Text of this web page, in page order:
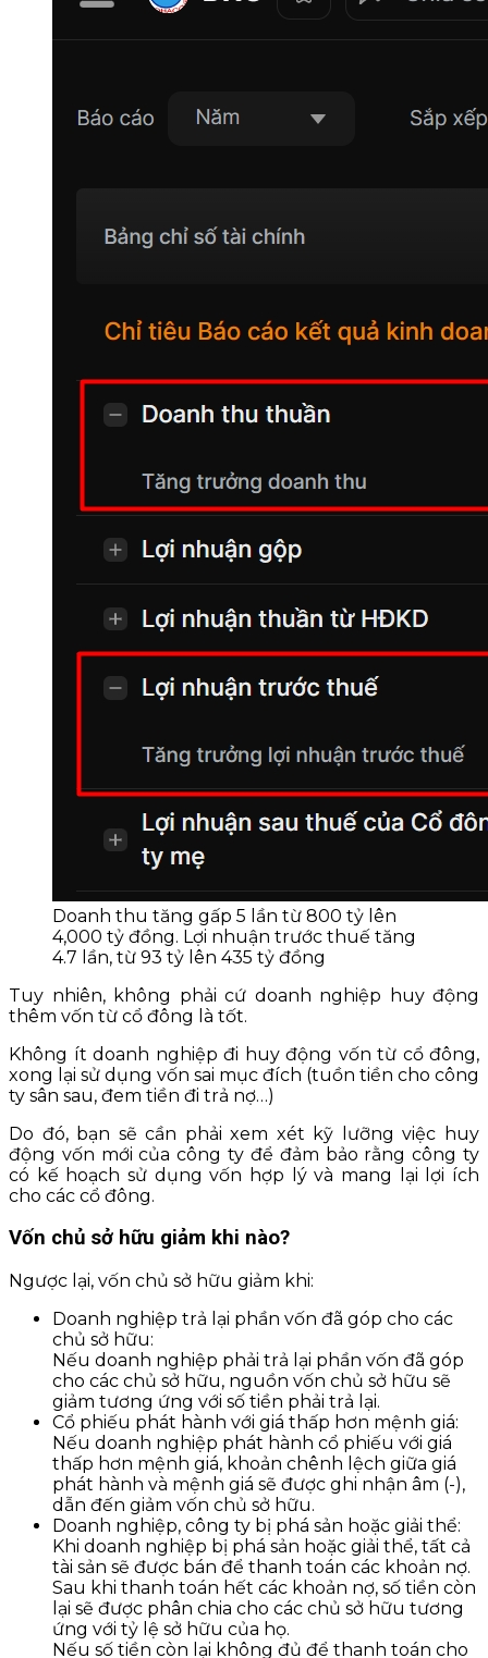
Doanh thu tăng gấp 5 lần từ 800 tỷ lên
4,000 tỷ đồng. Lợi nhuận trước thuế tăng
4.7 lần, từ 93 tỷ lên 435 tỷ đồng
Tuy nhiên, không phải cứ doanh nghiệp huy động
thêm vốn từ cổ đông là tốt.
Không ít doanh nghiệp đi huy động vốn từ cổ đông,
xong lại sử dụng vốn sai mục đích (tuồn tiền cho công
ty sân sau, đem tiền đi trả nợ…)
Do đó, bạn sẽ cần phải xem xét kỹ lưỡng việc huy
động vốn mới của công ty để đảm bảo rằng công ty
có kế hoạch sử dụng vốn hợp lý và mang lại lợi ích
cho các cổ đông.
Vốn chủ sở hữu giảm khi nào?
Ngược lại, vốn chủ sở hữu giảm khi:
Doanh nghiệp trả lại phần vốn đã góp cho các
chủ sở hữu:
Nếu doanh nghiệp phải trả lại phần vốn đã góp
cho các chủ sở hữu, nguồn vốn chủ sở hữu sẽ
giảm tương ứng với số tiền phải trả lại.
Cổ phiếu phát hành với giá thấp hơn mệnh giá:
Nếu doanh nghiệp phát hành cổ phiếu với giá
thấp hơn mệnh giá, khoản chênh lệch giữa giá
phát hành và mệnh giá sẽ được ghi nhận âm (-),
dẫn đến giảm vốn chủ sở hữu.
Doanh nghiệp, công ty bị phá sản hoặc giải thể:
Khi doanh nghiệp bị phá sản hoặc giải thể, tất cả
tài sản sẽ được bán để thanh toán các khoản nợ.
Sau khi thanh toán hết các khoản nợ, số tiền còn
lại sẽ được phân chia cho các chủ sở hữu tương
ứng với tỷ lệ sở hữu của họ.
Nếu số tiền còn lại không đủ để thanh toán cho